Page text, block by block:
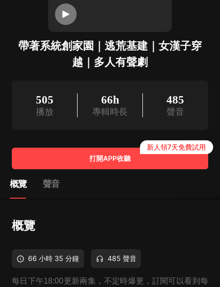
帶著系統創家園｜逃荒基建｜女漢子穿
越｜多人有聲劇
505
播放
66h
專輯時長
485
聲音
打開APP收聽
新人領7天免費試用
概覽 聲音
概覽
66 小時 35 分鐘 485 聲音
每日下午18:00更新兩集，不定時爆更，訂閱可以看到每